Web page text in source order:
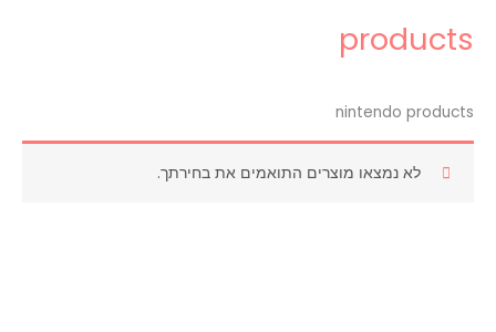
products
nintendo products
לא נמצאו מוצרים התואמים את בחירתך.